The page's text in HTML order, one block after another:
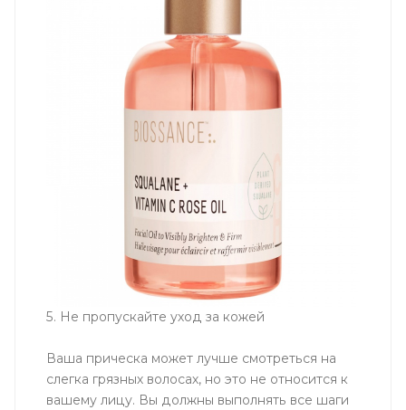
5. Не пропускайте уход за кожей
Ваша прическа может лучше смотреться на
слегка грязных волосах, но это не относится к
вашему лицу. Вы должны выполнять все шаги